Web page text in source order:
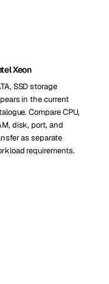
Xeon
SSD storage
in the current
Compare CPU,
disk, port, and
as separate
requirements.